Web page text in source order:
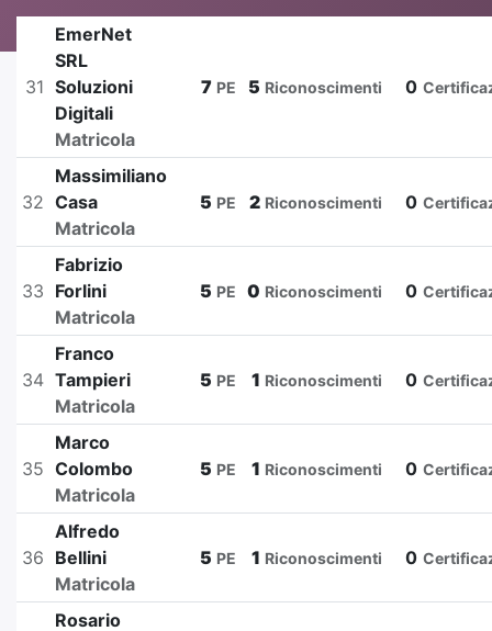
31
EmerNet
SRL
Soluzioni
Digitali
Matricola
7 PE 5 Riconoscimenti 0
32
Massimiliano
Casa
Matricola
5 PE 2 Riconoscimenti 0
33
Fabrizio
Forlini
Matricola
5 PE 0 Riconoscimenti 0
34
Franco
Tampieri
Matricola
5 PE 1 Riconoscimenti 0
35
Marco
Colombo
Matricola
5 PE 1 Riconoscimenti 0
36
Alfredo
Bellini
Matricola
5 PE 1 Riconoscimenti 0
Rosario